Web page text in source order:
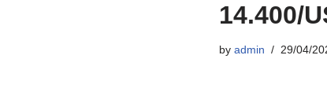
14.400/
by admin 29/04/